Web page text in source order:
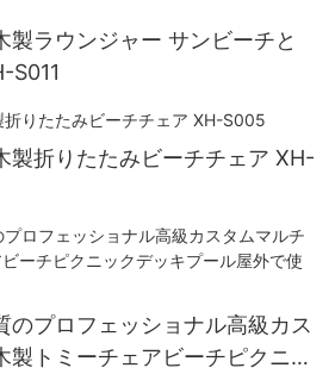
製ラウンジャー サンビーチと
S011
製折りたたみビーチチェア XH-
のプロフェッショナル高級カス
製トミーチェアビーチピクニッ